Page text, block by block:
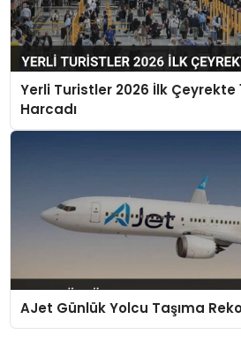
Yerli Turistler 2026 İlk Çeyrekte
Harcadı
AJet Günlük Yolcu Taşıma